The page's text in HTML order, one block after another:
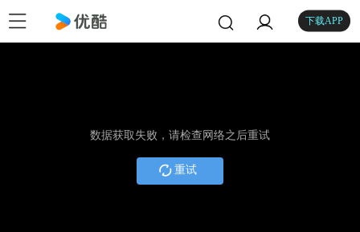
下载APP
数据获取失败，请检查网络之后重试
重试